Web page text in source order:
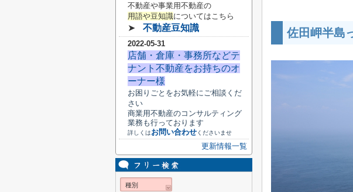
佐田岬半島
不動産や事業用不動産の
用語や豆知識についてはこちら
➤ 不動産豆知識
2022-05-31
店舗・倉庫・事務所などテ
ナント不動産をお持ちのオ
ーナー様
お困りごとをお気軽にご相談くだ
さい
商業用不動産のコンサルティング
業務も行っております
詳しくはお問い合わせくださいませ
更新情報一覧
種別